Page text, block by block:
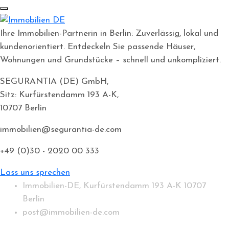
Ihre Immobilien-Partnerin in Berlin: Zuverlässig, lokal und
kundenorientiert. Entdeckeln Sie passende Häuser,
Wohnungen und Grundstücke – schnell und unkompliziert.
SEGURANTIA (DE) GmbH,
Sitz: Kurfürstendamm 193 A-K,
10707 Berlin
immobilien@segurantia-de.com
+49 (0)30 - 2020 00 333
Lass uns sprechen
Immobilien-DE, Kurfürstendamm 193 A-K 10707
Berlin
post@immobilien-de.com